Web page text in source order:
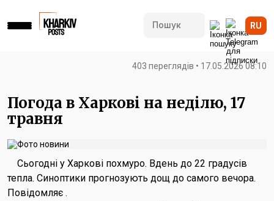
RU
403 переглядів • 17.05.2026 08:10
Погода в Харкові на неділю, 17
травня
Сьогодні у Харкові похмуро. Вдень до 22 градусів
тепла. Синоптики прогнозують дощ до самого вечора.
Повідомляє .